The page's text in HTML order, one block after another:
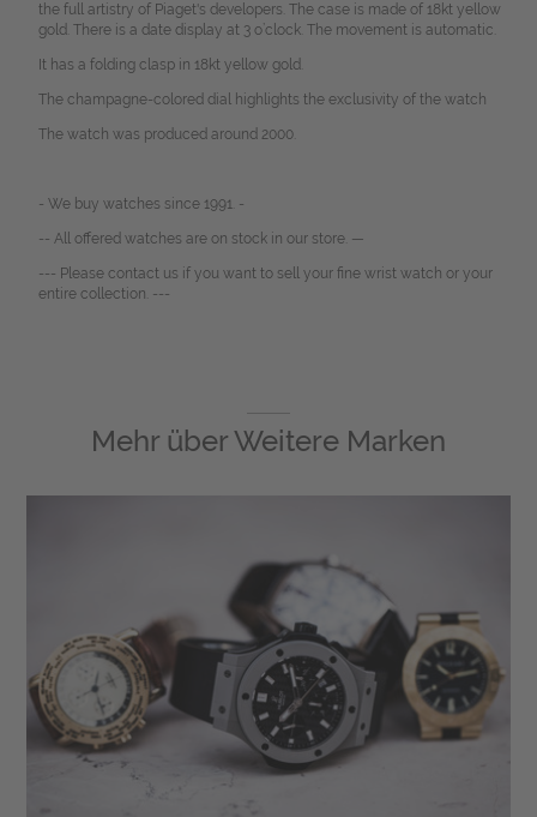
the full artistry of Piaget's developers. The case is made of 18kt yellow
gold. There is a date display at 3 o’clock. The movement is automatic.
t has a folding clasp in 18kt yellow gold.
The champagne-colored dial highlights the exclusivity of the watch
The watch was produced around 2000.
- We buy watches since 1991. -
-- All offered watches are on stock in our store. —
--- Please contact us if you want to sell your fine wrist watch or your
entire collection. ---
Mehr überWeitere Marken